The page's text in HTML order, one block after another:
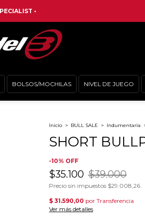
BOLSOS/MOCHILAS NIVEL DE JUEGO
Inicio > BULL SALE > Indumentaria
SHORT
-10% OFF
$35.100 $39.000
Precio sin impuestos $29.008,26
Ver más detalles